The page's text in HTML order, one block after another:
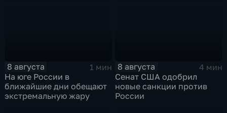
8 августа
1 мин
На юге России в
ближайшие дни обещают
экстремальную жару
8 августа
4 мин
Сенат США одобрил
новые санкции против
России